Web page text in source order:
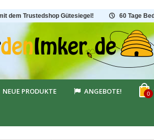
dem Trustedshop Gütesiegel!
60 Tage
0
NEUE PRODUKTE ANGEBOTE!